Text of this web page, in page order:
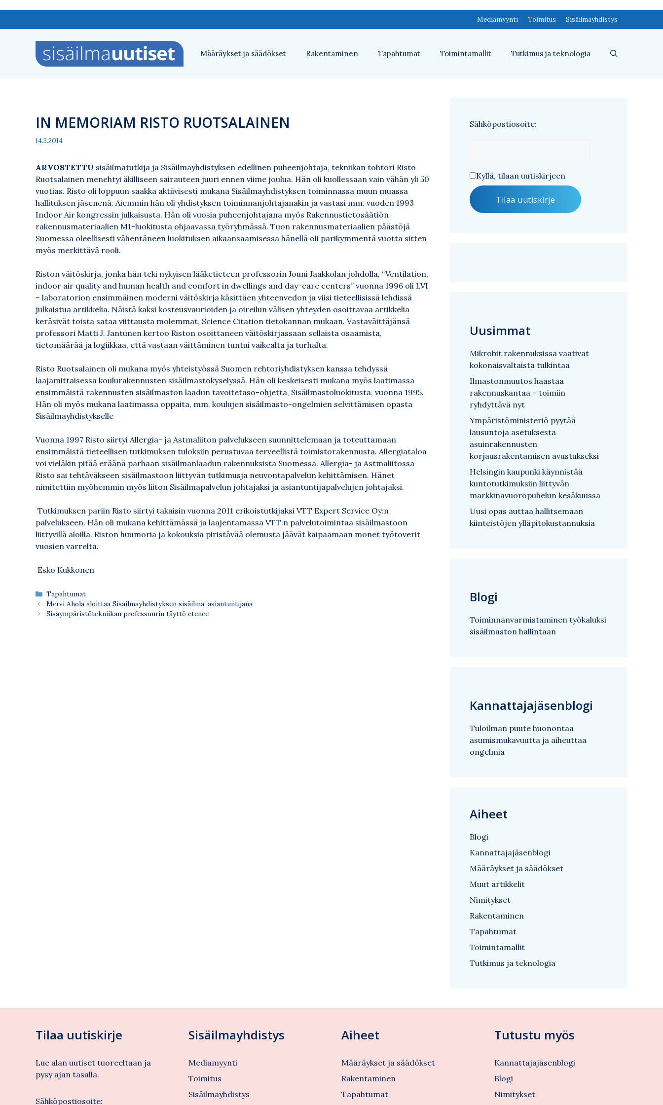
sisältöön
Mediamyynti Toimitus Sisäilmayhdistys
Määräykset ja säädökset Rakentaminen Tapahtumat Toimintamallit Tutkimus ja teknologia
IN MEMORIAM RISTO RUOTSALAINEN
14.3.2014
ARVOSTETTU sisäilmatutkija ja Sisäilmayhdistyksen edellinen puheenjohtaja, tekniikan tohtori Risto
Ruotsalainen menehtyi äkilliseen sairauteen juuri ennen viime joulua. Hän oli kuollessaan vain vähän yli 50
vuotias. Risto oli loppuun saakka aktiivisesti mukana Sisäilmayhdistyksen toiminnassa muun muassa
hallituksen jäsenenä. Aiemmin hän oli yhdistyksen toiminnanjohtajanakin ja vastasi mm. vuoden 1993
Indoor Air kongressin julkaisusta. Hän oli vuosia puheenjohtajana myös Rakennustietosäätiön
rakennusmateriaalien M1-luokitusta ohjaavassa työryhmässä. Tuon rakennusmateriaalien päästöjä
Suomessa oleellisesti vähentäneen luokituksen aikaansaamisessa hänellä oli parikymmentä vuotta sitten
myös merkittävä rooli.
Riston väitöskirja, jonka hän teki nykyisen lääketieteen professorin Jouni Jaakkolan johdolla, “Ventilation,
indoor air quality and human health and comfort in dwellings and day-care centers” vuonna 1996 oli LVI
– laboratorion ensimmäinen moderni väitöskirja käsittäen yhteenvedon ja viisi tieteellisissä lehdissä
julkaistua artikkelia. Näistä kaksi kosteusvaurioiden ja oireilun välisen yhteyden osoittavaa artikkelia
keräsivät toista sataa viittausta molemmat, Science Citation tietokannan mukaan. Vastaväittäjänsä
professori Matti J. Jantunen kertoo Riston osoittaneen väitöskirjassaan sellaista osaamista,
tietomäärää ja logiikkaa, että vastaan väittäminen tuntui vaikealta ja turhalta.
Risto Ruotsalainen oli mukana myös yhteistyössä Suomen rehtoriyhdistyksen kanssa tehdyssä
laajamittaisessa koulurakennusten sisäilmastokyselyssä. Hän oli keskeisesti mukana myös laatimassa
ensimmäistä rakennusten sisäilmaston laadun tavoitetaso-ohjetta, Sisäilmastoluokitusta, vuonna 1995.
Hän oli myös mukana laatimassa oppaita, mm. koulujen sisäilmasto-ongelmien selvittämisen opasta
Sisäilmayhdistykselle
Vuonna 1997 Risto siirtyi Allergia- ja Astmaliiton palvelukseen suunnittelemaan ja toteuttamaan
ensimmäistä tieteellisen tutkimuksen tuloksiin perustuvaa terveellistä toimistorakennusta. Allergiataloa
voi vieläkin pitää eräänä parhaan sisäilmanlaadun rakennuksista Suomessa. Allergia- ja Astmaliitossa
Risto sai tehtäväkseen sisäilmastoon liittyvän tutkimusja neuvontapalvelun kehittämisen. Hänet
nimitettiin myöhemmin myös liiton Sisäilmapalvelun johtajaksi ja asiantuntijapalvelujen johtajaksi.
Tutkimuksen pariin Risto siirtyi takaisin vuonna 2011 erikoistutkijaksi VTT Expert Service Oy:n
palvelukseen. Hän oli mukana kehittämässä ja laajentamassa VTT:n palvelutoimintaa sisäilmastoon
liittyvillä aloilla. Riston huumoria ja kokouksia piristävää olemusta jäävät kaipaamaan monet työtoverit
vuosien varrelta.
Esko Kukkonen
Kategoriat
Tapahtumat
Mervi Ahola aloittaa Sisäilmayhdistyksen sisäilma-asiantuntijana
Sisäympäristötekniikan professuurin täyttö etenee
Sähköpostiosoite:
Kyllä, tilaan uutiskirjeen
Uusimmat
Mikrobit rakennuksissa vaativat
kokonaisvaltaista tulkintaa
Ilmastonmuutos haastaa
rakennuskantaa – toimiin
ryhdyttävä nyt
Ympäristöministeriö pyytää
lausuntoja asetuksesta
asuinrakennusten
korjausrakentamisen avustukseksi
Helsingin kaupunki käynnistää
kuntotutkimuksiin liittyvän
markkinavuoropuhelun kesäkuussa
Uusi opas auttaa hallitsemaan
kiinteistöjen ylläpitokustannuksia
Blogi
Toiminnanvarmistaminen työkaluksi
sisäilmaston hallintaan
Kannattajajäsenblogi
Tuloilman puute huonontaa
asumismukavuutta ja aiheuttaa
ongelmia
Aiheet
Blogi
Kannattajajäsenblogi
Määräykset ja säädökset
Muut artikkelit
Nimitykset
Rakentaminen
Tapahtumat
Toimintamallit
Tutkimus ja teknologia
Tilaa uutiskirje
Lue alan uutiset tuoreeltaan ja
pysy ajan tasalla.
Sähköpostiosoite:
Sisäilmayhdistys
Mediamyynti
Toimitus
Sisäilmayhdistys
Aiheet
Määräykset ja säädökset
Rakentaminen
Tapahtumat
Tutustu myös
Kannattajajäsenblogi
Blogi
Nimitykset